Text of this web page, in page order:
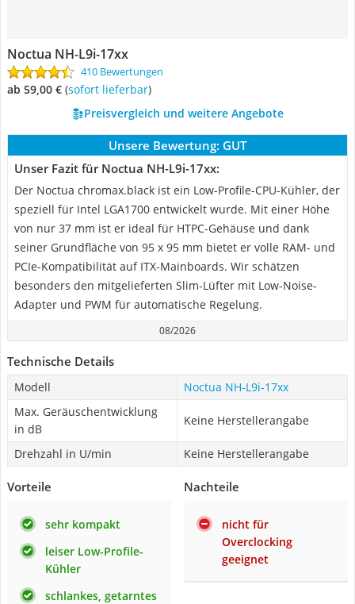
Noctua NH-L9i-17xx
410 Bewertungen
ab 59,00 € ( Sofort lieferbar)
Preisvergleich und weitere Angebote
Unsere Bewertung: GUT
Unser Fazit für Noctua NH-L9i-17xx:
Der Noctua chromax.black ist ein Low-Profile-CPU-Kühler, der
speziell für Intel LGA1700 entwickelt wurde. Mit einer Höhe
von nur 37 mm ist er ideal für HTPC-Gehäuse und dank
seiner Grundfläche von 95 x 95 mm bietet er volle RAM- und
PCIe-Kompatibilität auf ITX-Mainboards. Wir schätzen
besonders den mitgelieferten Slim-Lüfter mit Low-Noise-
Adapter und PWM für automatische Regelung.
08/2026
Technische Details
Modell
Noctua NH-L9i-17xx
Max. Geräuschentwicklung
in dB
Keine Herstellerangabe
Drehzahl in U/min Keine Herstellerangabe
Vorteile
sehr kompakt
leiser Low-Profile-
Kühler
schlankes, getarntes
Nachteile
nicht für
Overclocking
geeignet